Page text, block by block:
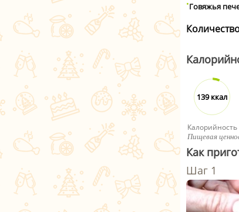
Говяжья
139 ккал
Калорийность
Пищевая
Как